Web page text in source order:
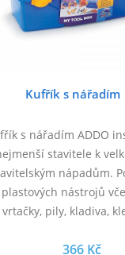
Kufřík s nářadím
s nářadím ADDO
stavitele k
nápadům.
plastových nástrojů
vrtačky, pily, kladiva,
dalších, mohou…
366 Kč